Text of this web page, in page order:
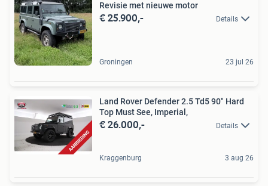
Revisie met nieuwe motor
€ 25.900,- Details
Groningen 23 jul 26
Land Rover Defender 2.5 Td5 90" Hard
Top Must See, Imperial,
€ 26.000,- Details
Kraggenburg 3 aug 26